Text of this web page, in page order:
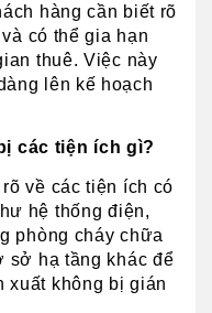
hàng cần biết rõ
có thể gia hạn
thuê. Việc này
lên kế hoạch
các tiện ích gì?
về các tiện ích có
hệ thống điện,
phòng cháy chữa
sở hạ tầng khác để
xuất không bị gián